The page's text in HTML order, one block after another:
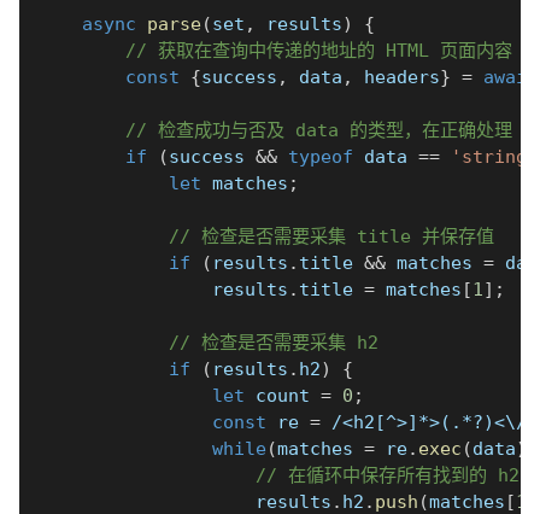
async parse(set , results)
{
// 获取在查询中传递的地址的 HTML 页面内容
const
{success , data , headers} = await
// 检查成功与否及 data 的类型，在正确处理
if
(success && typeof data == 'string'
let matches ;
// 检查是否需要采集 title 并保存值
if
( results . title && matches =
                results
. title = matches [1] ;
// 检查是否需要采集 h2
if
( results . h2)
{
let count = 0 ;
const re = /<h2[^>]*>(.*?)<\/
while(matches = re. exec (data)
// 在循环中保存所有找到的 h2
                    results
. h2 . push (matches [1